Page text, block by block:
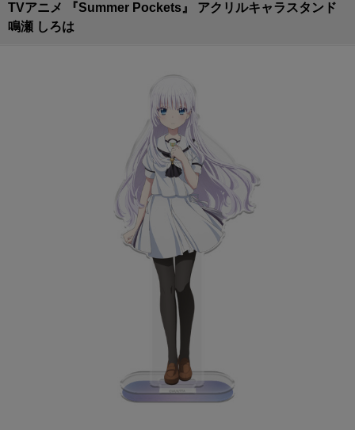
TVアニメ 『Summer Pockets』 アクリルキャラスタンド
鳴瀬 しろは